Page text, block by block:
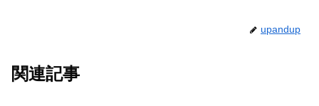
upandup
関連記事